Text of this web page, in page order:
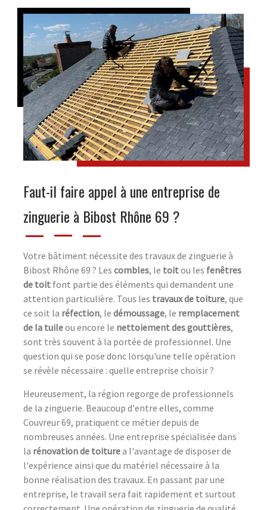
Faut-il faire appel à une entreprise de
zinguerie à Bibost Rhône 69 ?
Votre bâtiment nécessite des travaux de zinguerie à
Bibost Rhône 69 ? Les combles, le toitou les fenêtres
de toit font partie des éléments qui demandent une
attention particulière. Tous les travaux de toiture, que
ce soit la réfection, le démoussage, le remplacement
de la tuileou encore le nettoiement des gouttières,
sont très souvent à la portée de professionnel. Une
question qui se pose donc lorsqu'une telle opération
se révèle nécessaire : quelle entreprise choisir ?
Heureusement, la région regorge de professionnels
de la zinguerie. Beaucoup d'entre elles, comme
Couvreur 69, pratiquent ce métier depuis de
nombreuses années. Une entreprise spécialisée dans
la rénovation de toiturea l'avantage de disposer de
l'expérience ainsi que du matériel nécessaire à la
bonne réalisation des travaux. En passant par une
entreprise, le travail sera fait rapidement et surtout